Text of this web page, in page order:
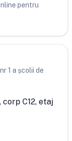
pentru
1 a școlii de
corp C12, etaj